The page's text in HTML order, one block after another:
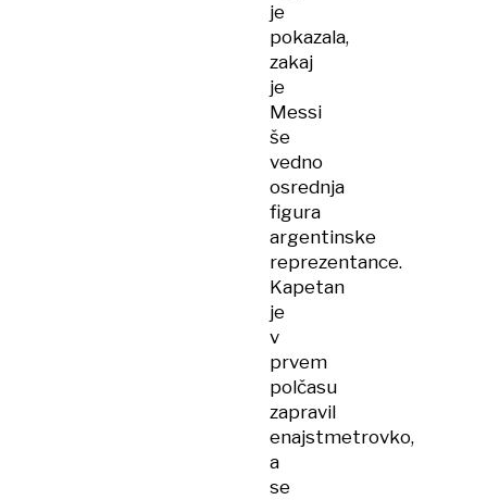
je
pokazala,
zakaj
je
Messi
še
vedno
osrednja
figura
argentinske
reprezentance.
Kapetan
je
v
prvem
polčasu
zapravil
enajstmetrovko,
a
se